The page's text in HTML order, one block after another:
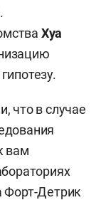
Хуа
что в случае
вам
Форт-Детрик